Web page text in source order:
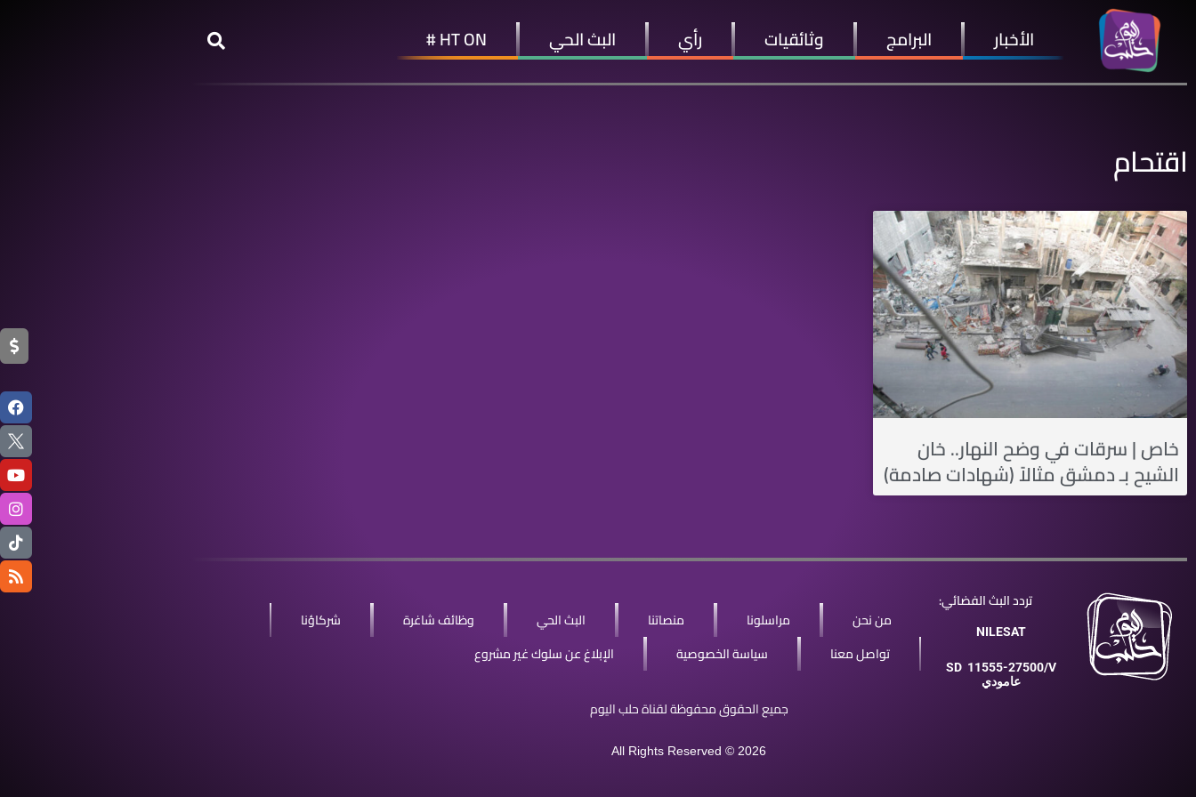
الأخبار البرامج وثائقيات رأي البث الحي HT ON #
اقتحام
خاص | سرقات في وضح النهار.. خان
الشيح بـ دمشق مثالاً (شهادات صادمة)
تردد البث الفضائي:
NILESAT
SD 11555-27500/V
عامودي
من نحن مراسلونا منصاتنا البث الحي وظائف شاغرة
شركاؤنا
تواصل معنا
سياسة الخصوصية الإبلاغ عن سلوك غير مشروع
جميع الحقوق محفوظة لقناة حلب اليوم
All Rights Reserved © 2026